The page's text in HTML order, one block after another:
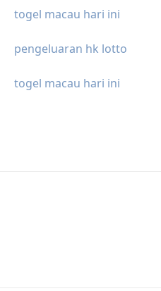
togel macau hari ini
pengeluaran hk lotto
togel macau hari ini